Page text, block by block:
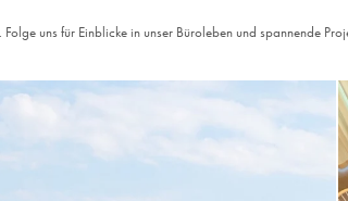
uns für Einblicke in unser Büroleben und spannende